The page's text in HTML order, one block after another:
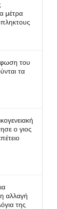
μέτρα
του
τα
ο γιος
αλλαγή
της